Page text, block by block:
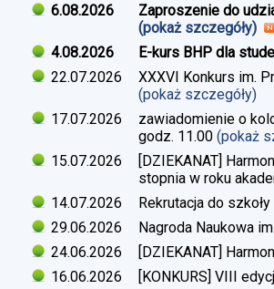
6.08.2026
Zaproszenie do
(pokaż szczegóły)
4.08.2026
E-kurs BHP dla
22.07.2026
XXXVI Konkurs im.
(pokaż szczegóły)
17.07.2026
zawiadomienie o
godz. 11.00 (pokaż
15.07.2026
[DZIEKANAT]
stopnia w roku
14.07.2026
Rekrutacja do
29.06.2026
Nagroda Naukowa
24.06.2026
[DZIEKANAT]
16.06.2026
[KONKURS] VIII